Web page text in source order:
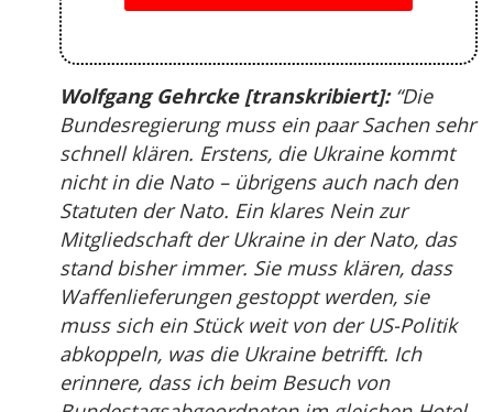
Wolfgang Gehrcke [transkribiert]:“Die
Bundesregierung muss ein paar Sachen sehr
schnell klären. Erstens, die Ukraine kommt
nicht in die Nato – übrigens auch nach den
Statuten der Nato. Ein klares Nein zur
Mitgliedschaft der Ukraine in der Nato, das
stand bisher immer. Sie muss klären, dass
Waffenlieferungen gestoppt werden, sie
muss sich ein Stück weit von der US-Politik
abkoppeln, was die Ukraine betrifft. Ich
erinnere, dass ich beim Besuch von